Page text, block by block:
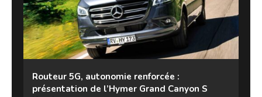
Routeur 5G, autonomie renforcée :
présentation de l’Hymer Grand Canyon S